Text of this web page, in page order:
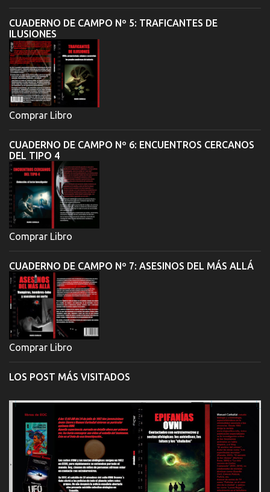
CUADERNO DE CAMPO Nº 5: TRAFICANTES DE
ILUSIONES
Comprar Libro
CUADERNO DE CAMPO Nº 6: ENCUENTROS CERCANOS
DEL TIPO 4
Comprar Libro
CUADERNO DE CAMPO Nº 7: ASESINOS DEL MÁS ALLÁ
Comprar Libro
LOS POST MÁS VISITADOS